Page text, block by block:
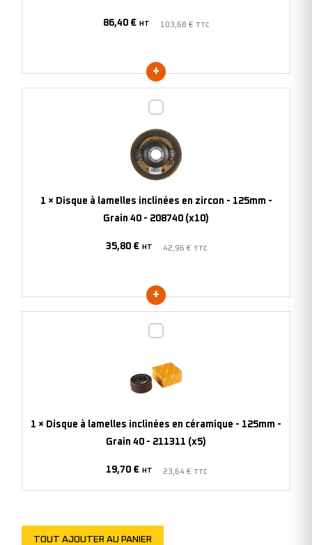
-
86,40 € HT 103,68 € TTC
lamelles
inclinées
en
zircon
-
1 × Disque à lamelles inclinées en zircon - 125mm -
Grain 40 - 208740 (x10)
35,80 € HT 42,96 € TTC
lamelles
inclinées
céramique
-
211311
1 × Disque à lamelles inclinées en céramique - 125mm -
Grain 40 - 211311 (x5)
19,70 € HT 23,64 € TTC
TOUT AJOUTER AU PANIER